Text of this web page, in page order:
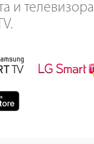
и телевизора